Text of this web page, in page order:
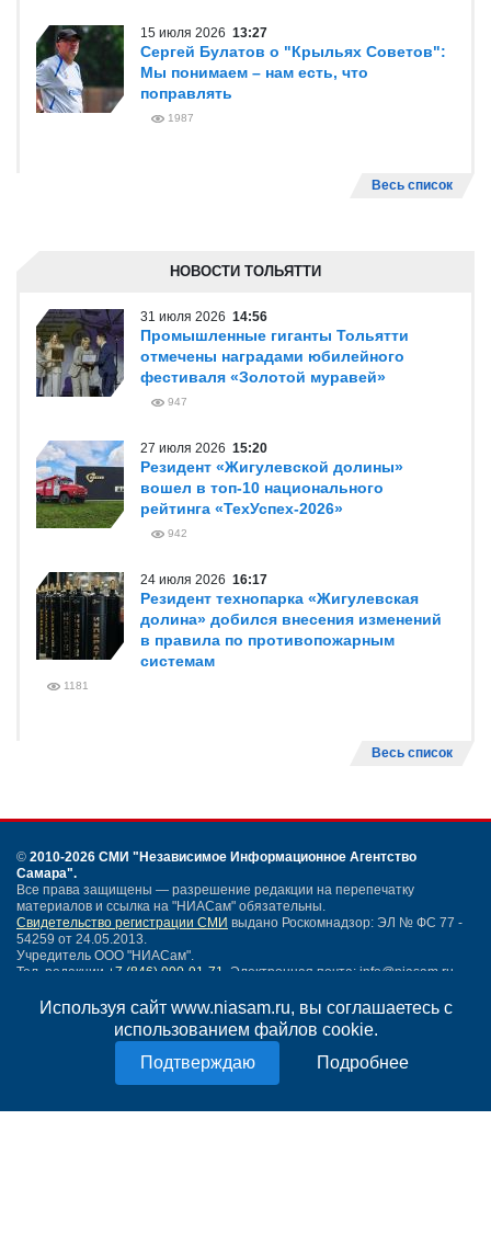
Используя сайт www.niasam.ru, вы соглашаетесь с
использованием файлов cookie.
Подробнее
15 июля 2026 13:27
Сергей Булатов о "Крыльях Советов":
Мы понимаем – нам есть, что
поправлять
1987
Весь список
НОВОСТИ ТОЛЬЯТТИ
31 июля 2026 14:56
Промышленные гиганты Тольятти
отмечены наградами юбилейного
фестиваля «Золотой муравей»
947
27 июля 2026 15:20
Резидент «Жигулевской долины»
вошел в топ-10 национального
рейтинга «ТехУспех-2026»
942
24 июля 2026 16:17
Резидент технопарка «Жигулевская
долина» добился внесения изменений
в правила по противопожарным
системам
1181
Весь список
© 2010-2026 СМИ "Независимое Информационное Агентство
Самара".
Все права защищены — разрешение редакции на перепечатку
материалов и ссылка на "НИАСам" обязательны.
Свидетельство регистрации СМИ выдано Роскомнадзор: ЭЛ № ФС 77 -
54259 от 24.05.2013.
Учредитель ООО "НИАСам".
Тел. редакции +7 (846) 990-91-71. Электронная почта: info@niasam.ru
Написать письмо
Политика конфиденциальности
18+